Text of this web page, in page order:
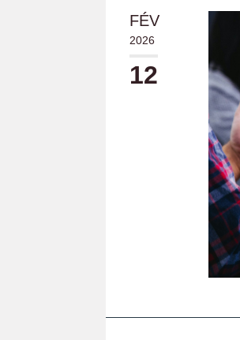
FÉV
2026
12